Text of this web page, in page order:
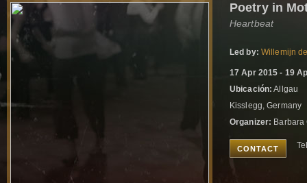
Poetry in
Heartbeat
Led by: Willemijn
17 Apr 2015 - 19
Ubicación: Allgau
Kisslegg, Germany
Organizer: Barbara
CONTACT